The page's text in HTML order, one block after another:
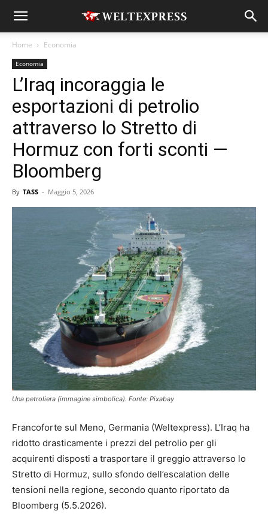
Home Economia
Economia
L’Iraq incoraggia le
esportazioni di petrolio
attraverso lo Stretto di
Hormuz con forti sconti —
Bloomberg
By TASS - Maggio 5, 2026
Una petroliera (immagine simbolica). Fonte: Pixabay
Francoforte sul Meno, Germania (Weltexpress). L’Iraq ha
ridotto drasticamente i prezzi del petrolio per gli
acquirenti disposti a trasportare il greggio attraverso lo
Stretto di Hormuz, sullo sfondo dell’escalation delle
tensioni nella regione, secondo quanto riportato da
Bloomberg (5.5.2026).